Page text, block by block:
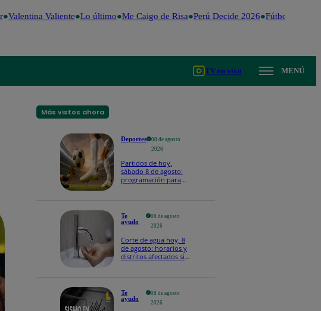
Valentina Valiente Lo último Me Caigo de Risa Perú Decide 2026 Fútbol peruano
TV en vivo MENÚ
Más vistos ahora
Deportes
08 de agosto
2026
Partidos de hoy,
sábado 8 de agosto:
programación para
Te
ayudo
08 de agosto
2026
Corte de agua hoy, 8
de agosto: horarios y
distritos afectados sin
Te
ayudo
08 de agosto
2026